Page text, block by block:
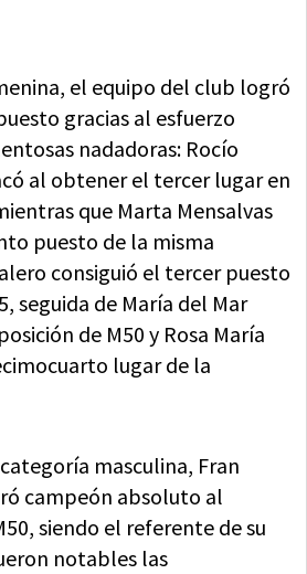
el equipo del club logró
gracias al esfuerzo
nadadoras: Rocío
al obtener el tercer lugar en
que Marta Mensalvas
puesto de la misma
consiguió el tercer puesto
seguida de María del Mar
de M50 y Rosa María
lugar de la
masculina, Fran
campeón absoluto al
siendo el referente de su
notables las